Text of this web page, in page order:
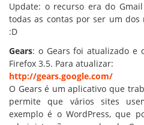
Update: o recurso era do
todas as contas por ser um dos
:D
Gears: o Gears foi atualizado e
Firefox 3.5. Para atualizar:
http://gears.google.com/
O Gears é um aplicativo que
permite que vários sites
exemplo é o WordPress, que